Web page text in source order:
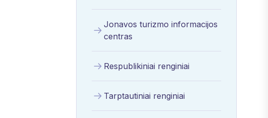
Jonavos turizmo informacijos
centras
Respublikiniai renginiai
Tarptautiniai renginiai